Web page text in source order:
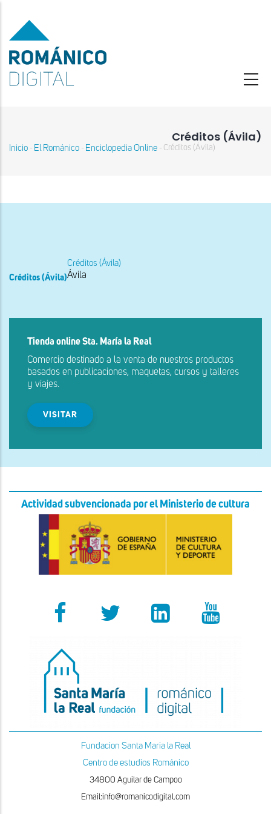
contenido
principal
Créditos (Ávila)
navegación
Inicio - El Románico - Enciclopedia Online - Créditos (Ávila)
Créditos (Ávila)
Créditos (Ávila)
Ávila
Tienda online Sta. María la Real
Comercio destinado a la venta de nuestros productos
basados en publicaciones, maquetas, cursos y talleres
y viajes.
VISITAR
Actividad subvencionada por el Ministerio de cultura
Fundacion Santa Maria la Real
Centro de estudios Románico
34800 Aguilar de Campoo
Email:info@romanicodigital.com